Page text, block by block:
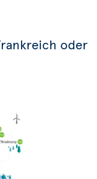
oder